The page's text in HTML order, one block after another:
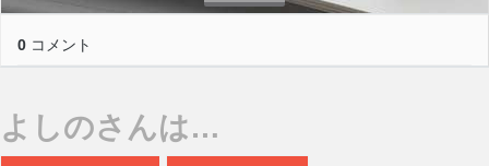
0 コメント
よしのさんは…